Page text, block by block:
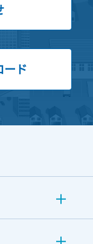
ード